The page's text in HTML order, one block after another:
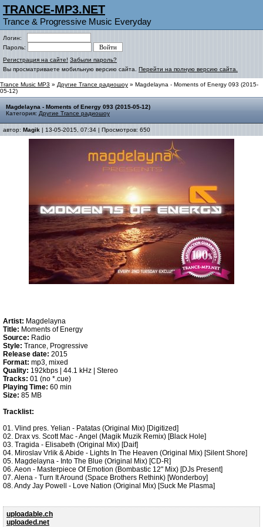
TRANCE-MP3.NET
Trance & Progressive Music Everyday
Логин:
Пароль:
Регистрация на сайте! Забыли пароль?
Вы просматриваете мобильную версию сайта. Перейти на полную версию сайта.
Trance Music MP3 » Другие Trance радиошоу » Magdelayna - Moments of Energy 093 (2015-
05-12)
Magdelayna - Moments of Energy 093 (2015-05-12)
Категория: Другие Trance радиошоу
автор: Magik | 13-05-2015, 07:34 | Просмотров: 650
Artist: Magdelayna
Title: Moments of Energy
Source: Radio
Style: Trance, Progressive
Release date: 2015
Format: mp3, mixed
Quality: 192kbps | 44.1 kHz | Stereo
Tracks: 01 (no *.cue)
Playing Time: 60 min
Size: 85 MB
Tracklist:
01. Vlind pres. Yelian - Patatas (Original Mix) [Digitized]
02. Drax vs. Scott Mac - Angel (Magik Muzik Remix) [Black Hole]
03. Tragida - Elisabeth (Original Mix) [Daif]
04. Miroslav Vrlik & Abide - Lights In The Heaven (Original Mix) [Silent Shore]
05. Magdelayna - Into The Blue (Original Mix) [CD-R]
06. Aeon - Masterpiece Of Emotion (Bombastic 12" Mix) [DJs Present]
07. Alena - Turn It Around (Space Brothers Rethink) [Wonderboy]
08. Andy Jay Powell - Love Nation (Original Mix) [Suck Me Plasma]
uploadable.ch
uploaded.net